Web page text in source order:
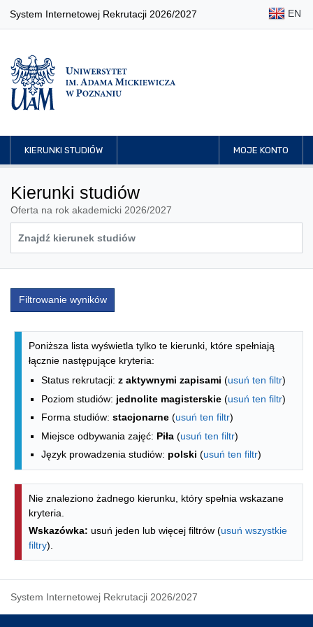
System Internetowej Rekrutacji 2026/2027 EN
KIERUNKI STUDIÓW MOJE KONTO
Kierunki studiów
Oferta na rok akademicki 2026/2027
Filtrowanie wyników
Lista kierunków - spis według
Poniższa lista wyświetla tylko te kierunki, które spełniają
łącznie następujące kryteria:
Status rekrutacji: z aktywnymi zapisami (usuń ten filtr)
Poziom studiów: jednolite magisterskie (usuń ten filtr)
Forma studiów: stacjonarne (usuń ten filtr)
Miejsce odbywania zajęć: Piła (usuń ten filtr)
Język prowadzenia studiów: polski (usuń ten filtr)
Nie znaleziono żadnego kierunku, który spełnia wskazane
kryteria.
Wskazówka: usuń jeden lub więcej filtrów (usuń wszystkie
filtry).
System Internetowej Rekrutacji 2026/2027